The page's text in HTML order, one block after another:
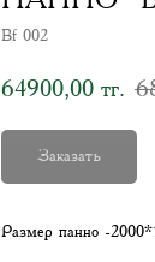
Bf 002
64900,00 тг.
Заказать
Размер панно -